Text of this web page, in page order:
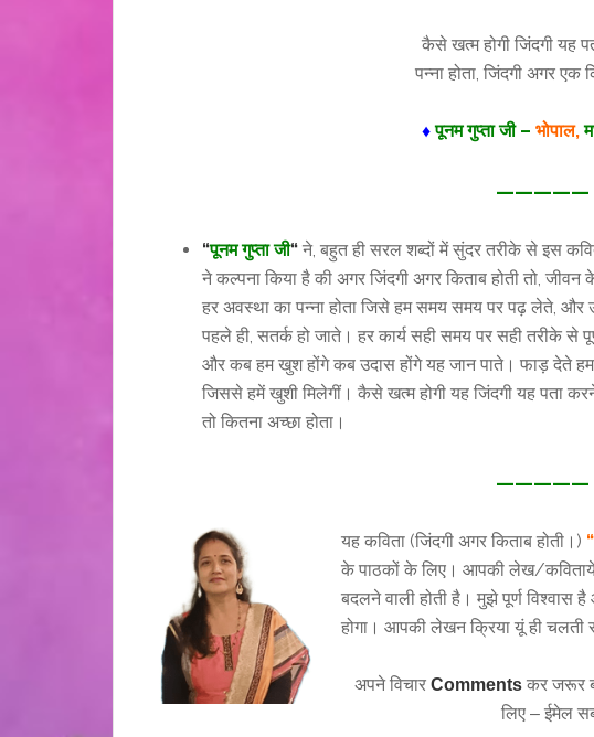
कैसे खत्म होगी जिंदगी यह
पन्ना होता, जिंदगी अगर एक
♦पूनम गुप्ता जी – भोपाल,
—————
“पूनम गुप्ता जी“ ने, बहुत ही सरल शब्दों में सुंदर तरीके से इस
ने कल्पना किया है की अगर जिंदगी अगर किताब होती तो,
हर अवस्था का पन्ना होता जिसे हम समय समय पर पढ़ लेते,
पहले ही, सतर्क हो जाते। हर कार्य सही समय पर सही तरीके से
और कब हम खुश होंगे कब उदास होंगे यह जान पाते। फाड़ देते हम
जिससे हमें खुशी मिलेगीं। कैसे खत्म होगी यह जिंदगी यह पता करने
तो कितना अच्छा होता।
—————
यह कविता (जिंदगी अगर किताब होती।)
के पाठकों के लिए। आपकी लेख/कवितायें
बदलने वाली होती है। मुझे पूर्ण
होगा। आपकी लेखन क्रिया यूं ही चलती
अपने विचार Comments कर जरूर
लिए – ईमेल